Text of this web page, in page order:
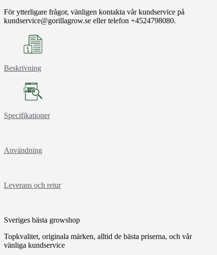
För ytterligare frågor, vänligen kontakta vår kundservice på
kundservice@gorillagrow.se eller telefon +4524798080.
Beskrivning
Specifikationer
Användning
Leverans och retur
Sveriges bästa growshop
Topkvalitet, originala märken, alltid de bästa priserna, och vår
vänliga kundservice